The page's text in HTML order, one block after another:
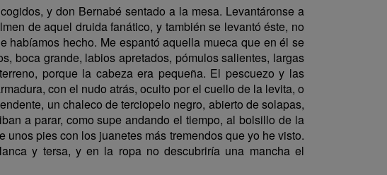
y don Bernabé sentado a la mesa. Levantáronse a
de aquel druida fanático, y también se levantó éste, no
habíamos hecho. Me espantó aquella mueca que en él se
boca grande, labios apretados, pómulos salientes, largas
porque la cabeza era pequeña. El pescuezo y las
con el nudo atrás, oculto por el cuello de la levita, o
un chaleco de terciopelo negro, abierto de solapas,
a parar, como supe andando el tiempo, al bolsillo de la
pies con los juanetes más tremendos que yo he visto.
y tersa, y en la ropa no descubriría una mancha el